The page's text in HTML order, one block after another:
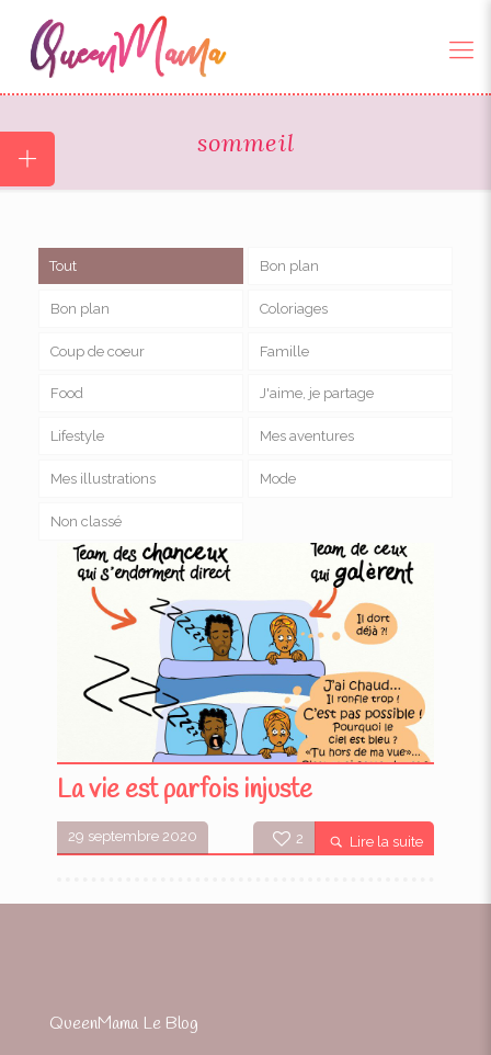
sommeil
Tout Bon plan
Bon plan Coloriages
Coup de coeur Famille
Food J'aime, je partage
Lifestyle Mes aventures
Mes illustrations Mode
Non classé
29 septembre 2020
La vie est parfois injuste
2 Lire la suite
QueenMama Le Blog